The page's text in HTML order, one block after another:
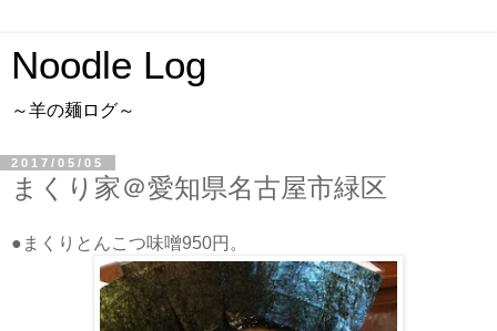
Noodle Log
～羊の麺ログ～
2017/05/05
まくり家＠愛知県名古屋市緑区
●まくりとんこつ味噌950円。